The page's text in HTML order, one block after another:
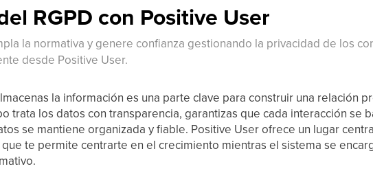
RGPD con Positive User
la normativa y genere confianza gestionando la privacidad de los
desde Positive User.
la información es una parte clave para construir una relación
trata los datos con transparencia, garantizas que cada interacción se
se mantiene organizada y fiable. Positive User ofrece un lugar
te permite centrarte en el crecimiento mientras el sistema se